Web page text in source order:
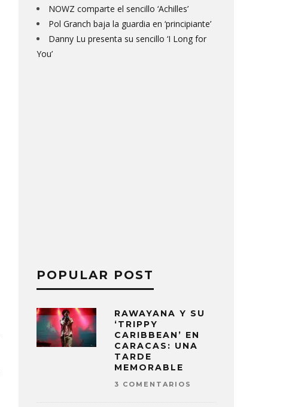
NOWZ comparte el sencillo ‘Achilles’
Pol Granch baja la guardia en ‘principiante’
Danny Lu presenta su sencillo ‘I Long for
You’
POPULAR POST
RAWAYANA Y SU
‘TRIPPY
CARIBBEAN’ EN
CARACAS: UNA
TARDE
MEMORABLE
3 COMENTARIOS